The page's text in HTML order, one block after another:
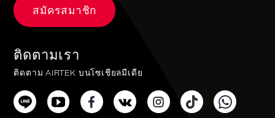
สมัครสมาชิก
ติดตามเรา
ติดตาม AIRTEK บนโซเชียลมีเดีย